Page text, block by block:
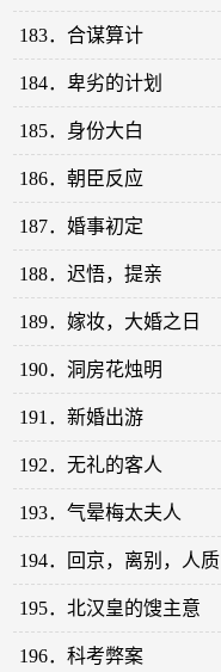
183．合谋算计
184．卑劣的计划
185．身份大白
186．朝臣反应
187．婚事初定
188．迟悟，提亲
189．嫁妆，大婚之日
190．洞房花烛明
191．新婚出游
192．无礼的客人
193．气晕梅太夫人
194．回京，离别，人质
195．北汉皇的馊主意
196．科考弊案